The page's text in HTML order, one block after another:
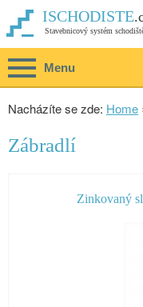
Menu
Nacházíte se zde: Home
Zábradlí
Zinkovaný